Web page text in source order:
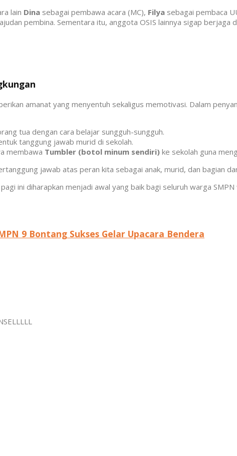
lain Dina sebagai pembawa acara (MC), Filya sebagai pembaca
pembina. Sementara itu, anggota OSIS lainnya sigap berjaga
amanat yang menyentuh sekaligus memotivasi. Dalam
tua dengan cara belajar sungguh-sungguh.
tanggung jawab murid di sekolah.
membawa Tumbler (botol minum sendiri) ke sekolah guna
jawab atas peran kita sebagai anak, murid, dan bagian
ini diharapkan menjadi awal yang baik bagi seluruh warga
9 Bontang Sukses Gelar Upacara Bendera